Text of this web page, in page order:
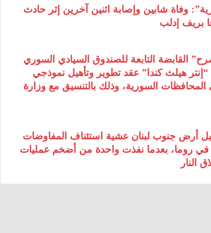
وفاة شابين وإصابة اثنين آخرين إثر حادث
بريف إدلب
القابضة التابعة للصندوق السيادي السوري
هيلث كندا” عقد تطوير وتأهيل نموذجي
السورية، وذلك بالتنسيق مع وزارة
أرض جنوب لبنان عشية استئناف المفاوضات
في روما، بعدما نفذت واحدة من أضخم عمليات
النار